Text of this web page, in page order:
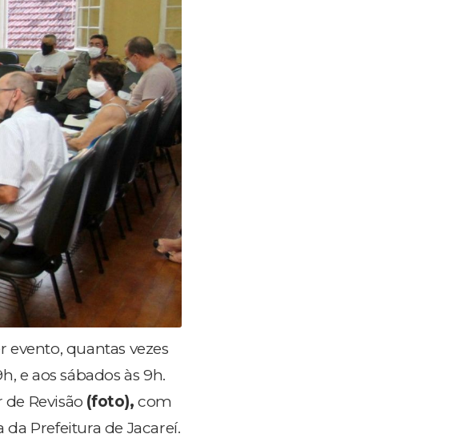
evento, quantas vezes
e aos sábados às 9h.
Revisão (foto), com
Prefeitura de Jacareí.